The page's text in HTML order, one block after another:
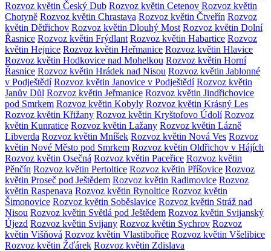
Rozvoz květin Český Dub Rozvoz květin Cetenov Rozvoz květin
Chotyně Rozvoz květin Chrastava Rozvoz květin Čtveřín Rozvoz
květin Dětřichov Rozvoz květin Dlouhý Most Rozvoz květin Dolní
Řasnice Rozvoz květin Frýdlant Rozvoz květin Habartice Rozvoz
květin Hejnice Rozvoz květin Heřmanice Rozvoz květin Hlavice
Rozvoz květin Hodkovice nad Mohelkou Rozvoz květin Horní
Řasnice Rozvoz květin Hrádek nad Nisou Rozvoz květin Jablonné
v Podještědí Rozvoz květin Janovice v Podještědí Rozvoz květin
Janův Důl Rozvoz květin Jeřmanice Rozvoz květin Jindřichovice
pod Smrkem Rozvoz květin Kobyly Rozvoz květin Krásný Les
Rozvoz květin Křižany Rozvoz květin Kryštofovo Údolí Rozvoz
květin Kunratice Rozvoz květin Lažany Rozvoz květin Lázně
Libverda Rozvoz květin Mníšek Rozvoz květin Nová Ves Rozvoz
květin Nové Město pod Smrkem Rozvoz květin Oldřichov v Hájích
Rozvoz květin Osečná Rozvoz květin Paceřice Rozvoz květin
Pěnčín Rozvoz květin Pertoltice Rozvoz květin Příšovice Rozvoz
květin Proseč pod Ještědem Rozvoz květin Radimovice Rozvoz
květin Raspenava Rozvoz květin Rynoltice Rozvoz květin
Šimonovice Rozvoz květin Soběslavice Rozvoz květin Stráž nad
Nisou Rozvoz květin Světlá pod Ještědem Rozvoz květin Svijanský
Újezd Rozvoz květin Svijany Rozvoz květin Sychrov Rozvoz
květin Višňová Rozvoz květin Vlastibořice Rozvoz květin Všelibice
Rozvoz květin Žďárek Rozvoz květin Zdislava